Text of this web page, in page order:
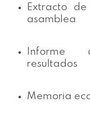
Extracto
asamblea
Informe
resultados
Memoria